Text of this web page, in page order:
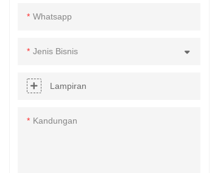
Whatsapp
Jenis Bisnis
Lampiran
Kandungan